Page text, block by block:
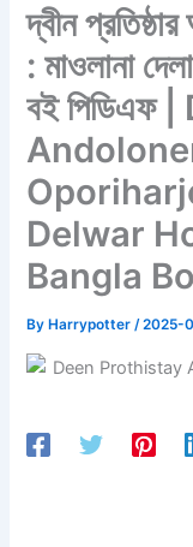
দ্বীন
: মাওলানা
বই
Delwar
Bangla
By Harrypotter/2025-